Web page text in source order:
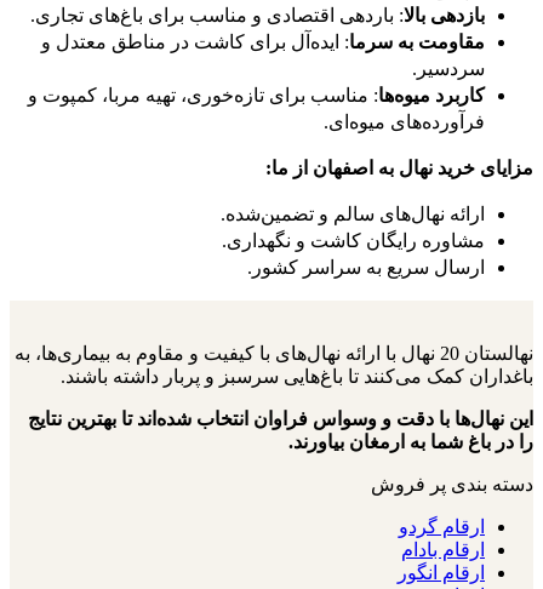
بازدهی بالا: باردهی اقتصادی و مناسب برای باغ‌های تجاری.
مقاومت به سرما: ایده‌آل برای کاشت در مناطق معتدل و
سردسیر.
کاربرد میوه‌ها: مناسب برای تازه‌خوری، تهیه مربا، کمپوت و
فرآورده‌های میوه‌ای.
مزایای خرید نهال به اصفهان از ما:
ارائه نهال‌های سالم و تضمین‌شده.
مشاوره رایگان کاشت و نگهداری.
ارسال سریع به سراسر کشور.
نهالستان 20 نهال با ارائه نهال‌های با کیفیت و مقاوم به بیماری‌ها، به
باغداران کمک می‌کنند تا باغ‌هایی سرسبز و پربار داشته باشند.
این نهال‌ها با دقت و وسواس فراوان انتخاب شده‌اند تا بهترین نتایج
را در باغ شما به ارمغان بیاورند.
دسته بندی پر فروش
ارقام گردو
ارقام بادام
ارقام انگور